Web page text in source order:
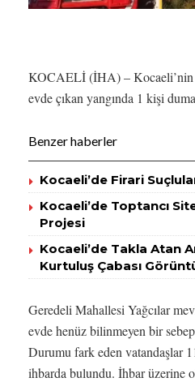
KOCAELİ (İHA) – Kocaeli’nin
evde çıkan yangında 1 kişi
Benzer haberler
Kocaeli’de Firari
Kocaeli’de Toptancı
Projesi
Kocaeli’de Takla Atan
Kurtuluş Çabası
Geredeli Mahallesi Yağcılar
evde henüz bilinmeyen bir
Durumu fark eden vatandaşlar
ihbarda bulundu. İhbar üzerine